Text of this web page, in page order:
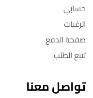
حسابي
الرغبات
صفحة الدفع
تتبع الطلب
تواصل معنا